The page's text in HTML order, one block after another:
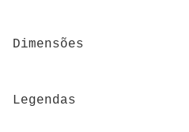
Dimensões
Legendas